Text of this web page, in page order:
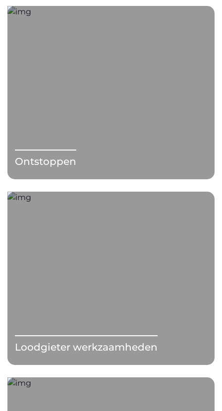
Ontstoppen
Loodgieter werkzaamheden